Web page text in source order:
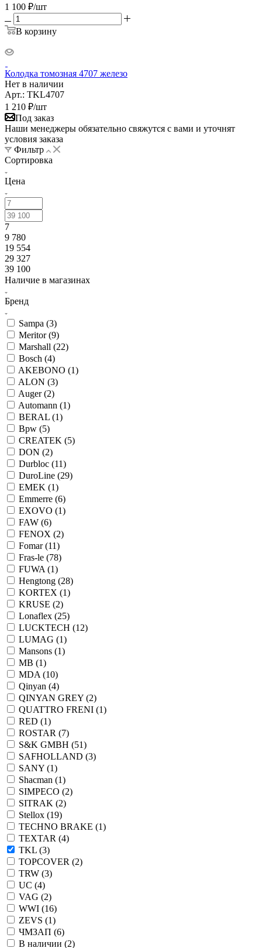
1 100 ₽/шт
В корзину
Колодка томозная 4707 железо
Нет в наличии
Арт.: TKL4707
1 210 ₽/шт
Под заказ
Наши менеджеры обязательно свяжутся с вами и уточнят
условия заказа
Фильтр
Сортировка
Цена
7
9 780
19 554
29 327
39 100
Наличие в магазинах
Бренд
Sampa (3)
Meritor (9)
Marshall (22)
Bosch (4)
AKEBONO (1)
ALON (3)
Auger (2)
Automann (1)
BERAL (1)
Bpw (5)
CREATEK (5)
DON (2)
Durbloc (11)
DuroLine (29)
EMEK (1)
Emmerre (6)
EXOVO (1)
FAW (6)
FENOX (2)
Fomar (11)
Fras-le (78)
FUWA (1)
Hengtong (28)
KORTEX (1)
KRUSE (2)
Lonaflex (25)
LUCKTECH (12)
LUMAG (1)
Mansons (1)
MB (1)
MDA (10)
Qinyan (4)
QINYAN GREY (2)
QUATTRO FRENI (1)
RED (1)
ROSTAR (7)
S&K GMBH (51)
SAFHOLLAND (3)
SANY (1)
Shacman (1)
SIMPECO (2)
SITRAK (2)
Stellox (19)
TECHNO BRAKE (1)
TEXTAR (4)
TKL (3)
TOPCOVER (2)
TRW (3)
UC (4)
VAG (2)
WWI (16)
ZEVS (1)
ЧМЗАП (6)
В наличии (2)